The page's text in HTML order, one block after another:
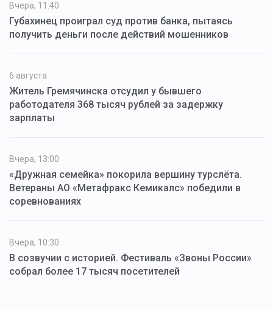
Вчера, 11:40
Губахинец проиграл суд против банка, пытаясь
получить деньги после действий мошенников
6 августа
Житель Гремячинска отсудил у бывшего
работодателя 368 тысяч рублей за задержку
зарплаты
Вчера, 13:00
«Дружная семейка» покорила вершину турслёта.
Ветераны АО «Метафракс Кемикалс» победили в
соревнованиях
Вчера, 10:30
В созвучии с историей. Фестиваль «Звоны России»
собрал более 17 тысяч посетителей